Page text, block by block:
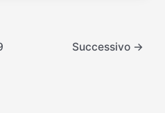
Successivo →